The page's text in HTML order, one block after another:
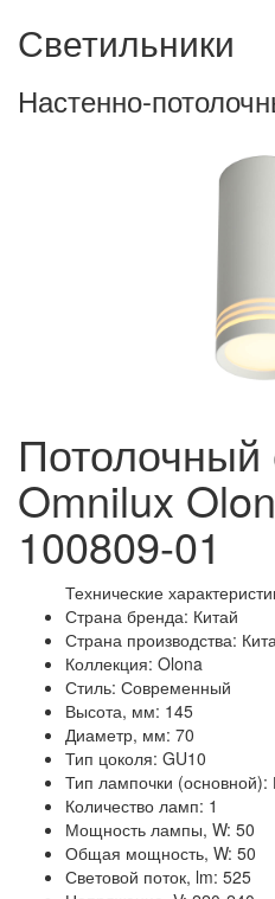
Светильники
Настенно-
Потолочный
Omnilux
100809-01
Технические
Страна бренда: Китай
Страна производства:
Коллекция: Olona
Стиль: Современный
Высота, мм: 145
Диаметр, мм: 70
Тип цоколя: GU10
Тип лампочки (основной):
Количество ламп: 1
Мощность лампы, W: 50
Общая мощность, W: 50
Световой поток, lm: 525